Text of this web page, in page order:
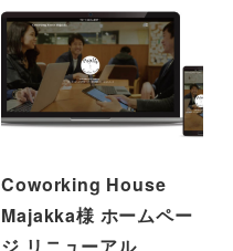
Coworking House
Majakka様 ホームペー